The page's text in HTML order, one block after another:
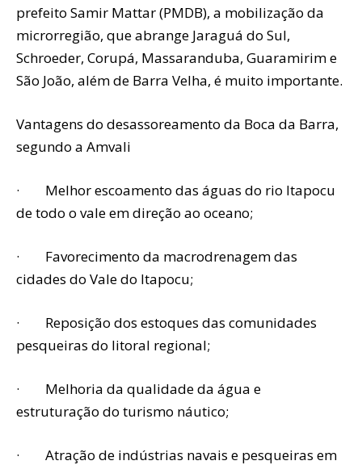
prefeito Samir Mattar (PMDB), a mobilização da
microrregião, que abrange Jaraguá do Sul,
Schroeder, Corupá, Massaranduba, Guaramirim e
São João, além de Barra Velha, é muito importante.
Vantagens do desassoreamento da Boca da Barra,
segundo a Amvali
· Melhor escoamento das águas do rio Itapocu
de todo o vale em direção ao oceano;
· Favorecimento da macrodrenagem das
cidades do Vale do Itapocu;
· Reposição dos estoques das comunidades
pesqueiras do litoral regional;
· Melhoria da qualidade da água e
estruturação do turismo náutico;
· Atração de indústrias navais e pesqueiras em